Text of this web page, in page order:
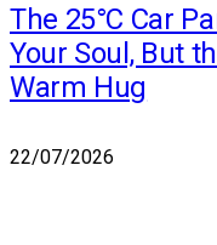
The 25°C Car
Your Soul, But
Warm Hug
22/07/2026